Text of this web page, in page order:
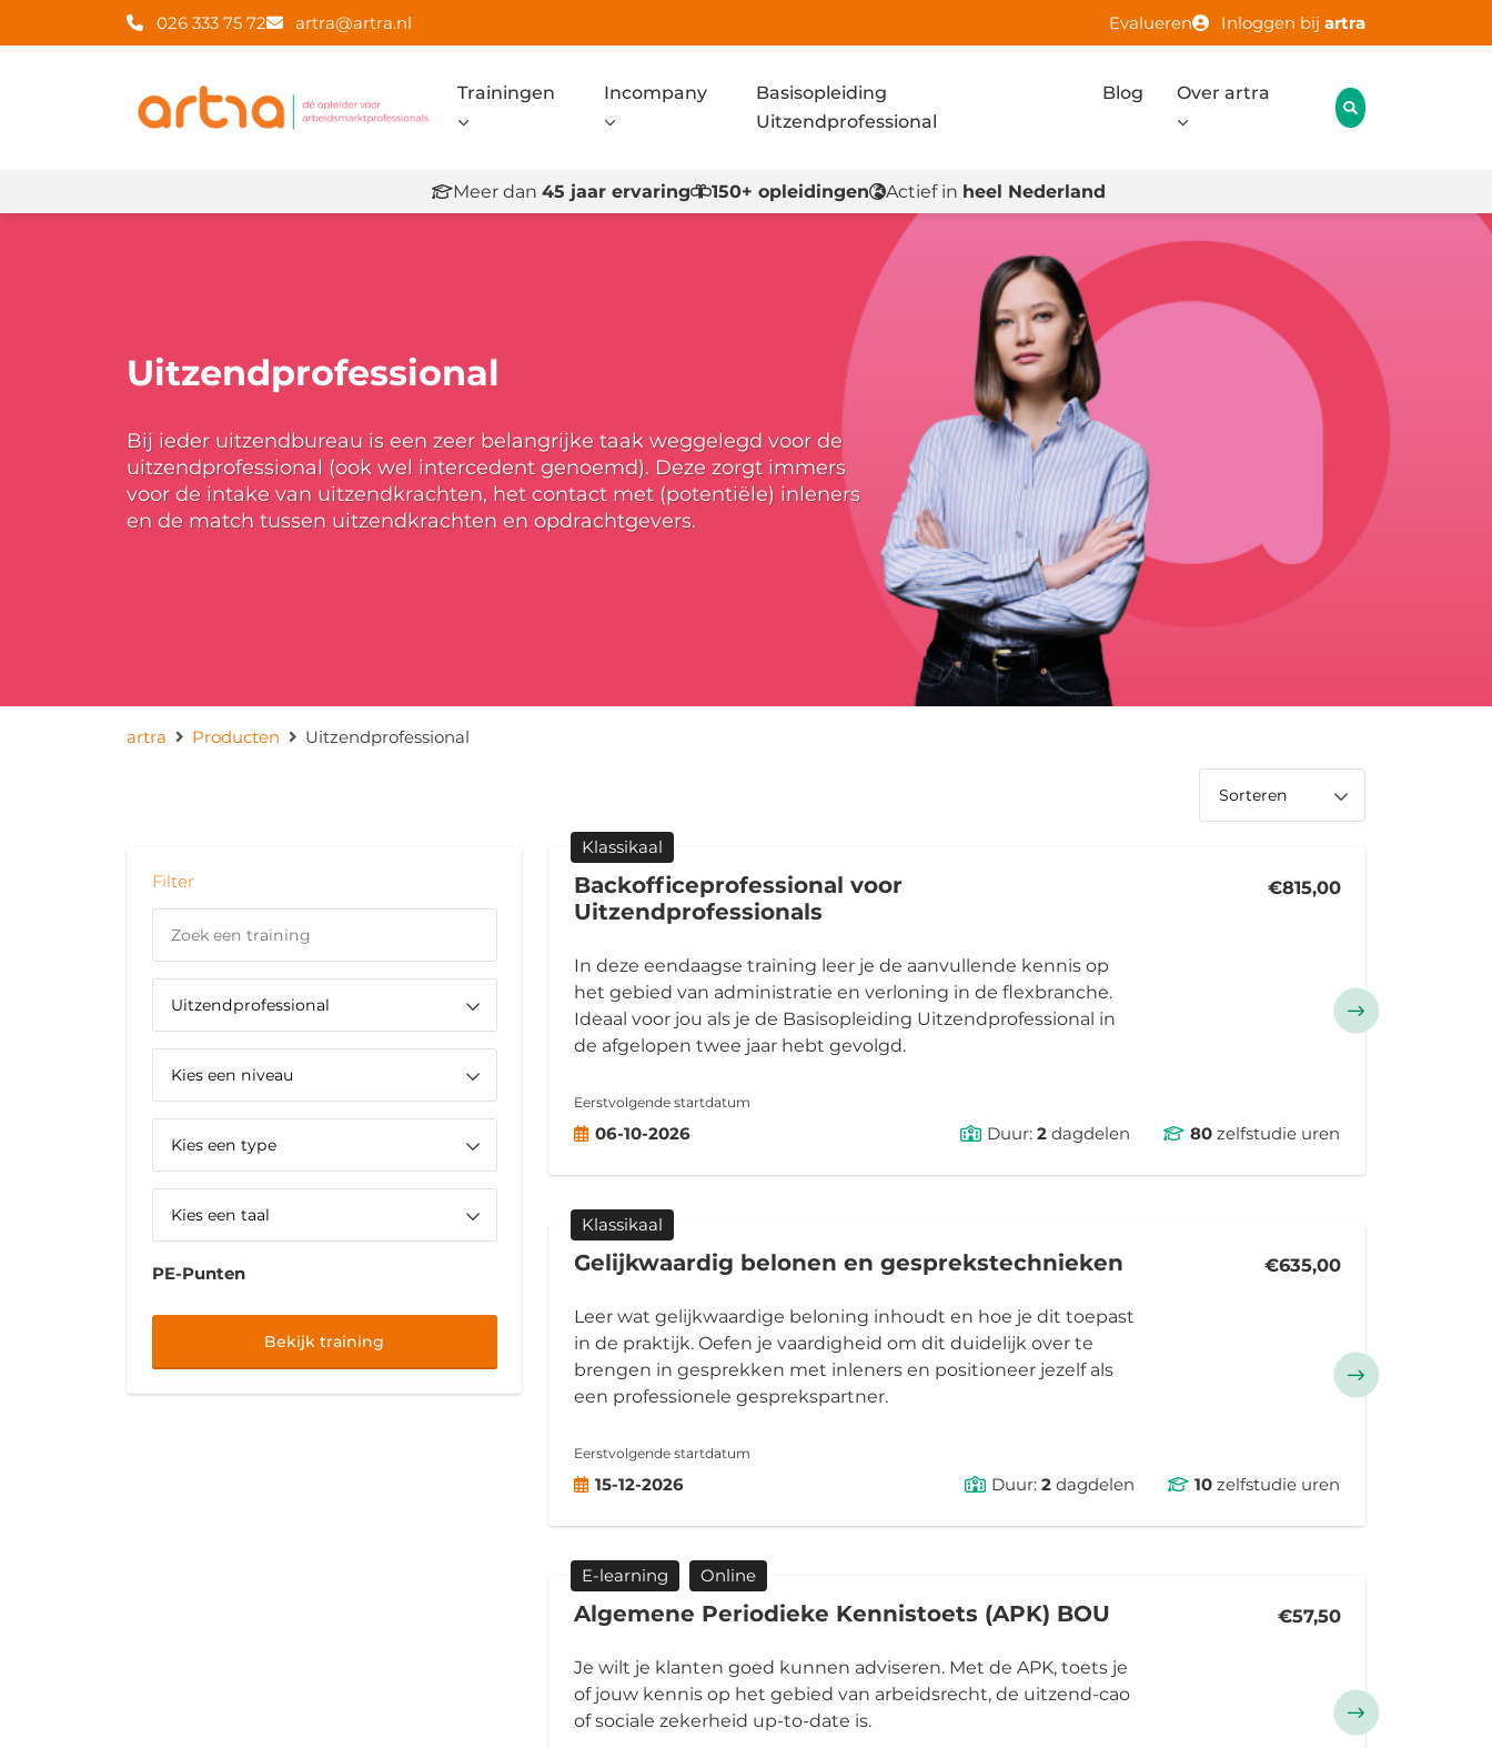
026 333 75 72 artra@artra.nl Evalueren Inloggen bij artra
Trainingen Incompany
Basisopleiding
Uitzendprofessional
Blog Over artra
Meer dan 45 jaar ervaring 150+ opleidingen Actief in heel Nederland
Uitzendprofessional
Bij ieder uitzendbureau is een zeer belangrijke taak weggelegd voor de
uitzendprofessional (ook wel intercedent genoemd). Deze zorgt immers
voor de intake van uitzendkrachten, het contact met (potentiële) inleners
en de match tussen uitzendkrachten en opdrachtgevers.
artra Producten Uitzendprofessional
Filter
PE-Punten
Bekijk training
Klassikaal
Backofficeprofessional voor
Uitzendprofessionals
In deze eendaagse training leer je de aanvullende kennis op
het gebied van administratie en verloning in de flexbranche.
Ideaal voor jou als je de Basisopleiding Uitzendprofessional in
de afgelopen twee jaar hebt gevolgd.
€815,00
Eerstvolgende startdatum
06-10-2026 Duur:2 dagdelen 80 zelfstudie uren
Klassikaal
Gelijkwaardig belonen en gesprekstechnieken
Leer wat gelijkwaardige beloning inhoudt en hoe je dit toepast
in de praktijk. Oefen je vaardigheid om dit duidelijk over te
brengen in gesprekken met inleners en positioneer jezelf als
een professionele gesprekspartner.
€635,00
Eerstvolgende startdatum
15-12-2026 Duur:2 dagdelen 10 zelfstudie uren
E-learning Online
Algemene Periodieke Kennistoets (APK) BOU
Je wilt je klanten goed kunnen adviseren. Met de APK, toets je
of jouw kennis op het gebied van arbeidsrecht, de uitzend-cao
of sociale zekerheid up-to-date is.
€57,50